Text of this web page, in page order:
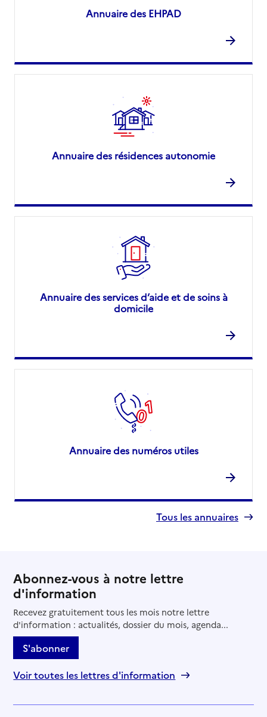
Annuaire des EHPAD
Annuaire des résidences autonomie
Annuaire des services d’aide et de soins à
domicile
Annuaire des numéros utiles
Tous les annuaires
Abonnez-vous à notre lettre
d'information
Recevez gratuitement tous les mois notre lettre
d'information : actualités, dossier du mois, agenda...
S'abonner
Voir toutes les lettres d'information